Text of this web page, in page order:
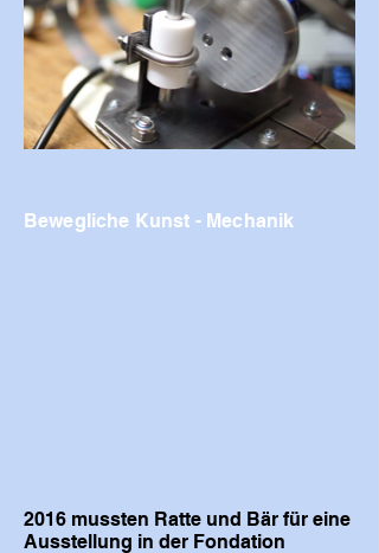
Bewegliche Kunst - Mechanik
2016 mussten Ratte und Bär für eine
Ausstellung in der Fondation